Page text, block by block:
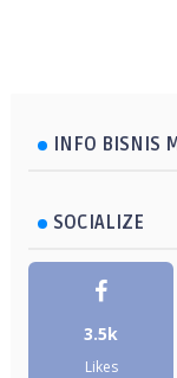
INFO BISNIS
SOCIALIZE
3.5k
Likes